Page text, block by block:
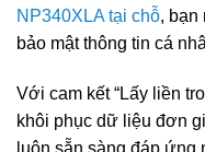
NP340XLA tại chỗ, bạn
bảo mật thông tin cá
Với cam kết “Lấy liền
khôi phục dữ liệu đơn